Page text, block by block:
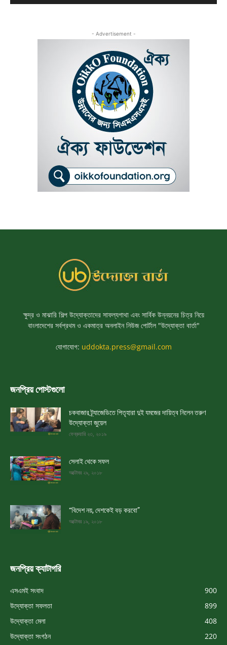
- Advertisement -
ক্ষুদ্র ও মাঝারি শিল্প উদ্যোক্তাদের সাফল্যগাথা এবং সার্বিক উন্নয়নের চিত্র নিয়ে
বাংলাদেশের সর্বপ্রথম ও একমাত্র অনলাইন নিউজ পোর্টাল "উদ্যোক্তা বার্তা"
যোগাযোগ: uddokta.press@gmail.com
জনপ্রিয় পোস্টগুলো
চকবাজার ট্র্যাজেডিতে পিতৃহারা দুই যমজের দায়িত্ব নিলেন তরুণ
উদ্যোক্তা জুয়েল
ফেব্রুয়ারি ২৩, ২০১৯
সেলাই থেকে সফল
অক্টোবর ২৯, ২০১৮
“বিদেশ নয়, দেশকেই বড় করবো”
অক্টোবর ১৯, ২০১৮
জনপ্রিয় ক্যাটাগরি
এসএমই সংবাদ
900
উদ্যোক্তা সফলতা
899
উদ্যোক্তা মেলা
408
উদ্যোক্তা সংগঠন
220